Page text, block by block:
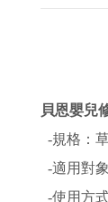
貝恩嬰兒
-規格：
-適用對
-使用方